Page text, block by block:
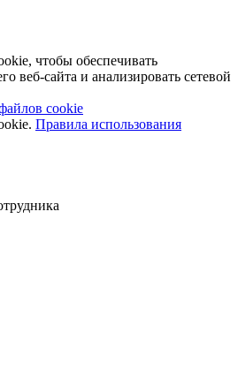
чтобы обеспечивать
веб-сайта и анализировать сетевой
cookie
Правила использования